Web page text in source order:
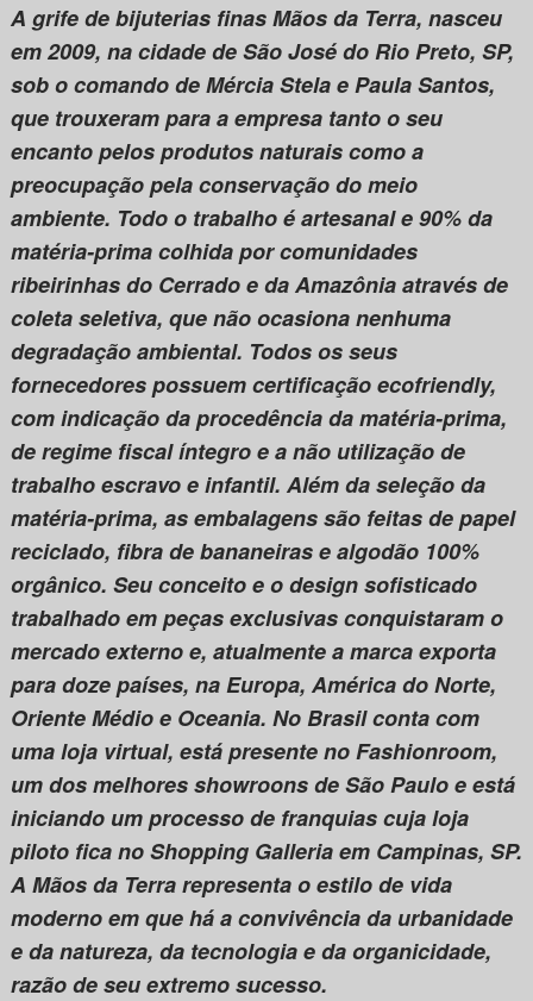
A grife de bijuterias finas Mãos da Terra, nasceu
em 2009, na cidade de São José do Rio Preto, SP,
sob o comando de Mércia Stela e Paula Santos,
que trouxeram para a empresa tanto o seu
encanto pelos produtos naturais como a
preocupação pela conservação do meio
ambiente. Todo o trabalho é artesanal e 90% da
matéria-prima colhida por comunidades
ribeirinhas do Cerrado e da Amazônia através de
coleta seletiva, que não ocasiona nenhuma
degradação ambiental. Todos os seus
fornecedores possuem certificação ecofriendly,
com indicação da procedência da matéria-prima,
de regime fiscal íntegro e a não utilização de
trabalho escravo e infantil. Além da seleção da
matéria-prima, as embalagens são feitas de papel
reciclado, fibra de bananeiras e algodão 100%
orgânico. Seu conceito e o design sofisticado
trabalhado em peças exclusivas conquistaram o
mercado externo e, atualmente a marca exporta
para doze países, na Europa, América do Norte,
Oriente Médio e Oceania. No Brasil conta com
uma loja virtual, está presente no Fashionroom,
um dos melhores showroons de São Paulo e está
iniciando um processo de franquias cuja loja
piloto fica no Shopping Galleria em Campinas, SP.
A Mãos da Terra representa o estilo de vida
moderno em que há a convivência da urbanidade
e da natureza, da tecnologia e da organicidade,
razão de seu extremo sucesso.